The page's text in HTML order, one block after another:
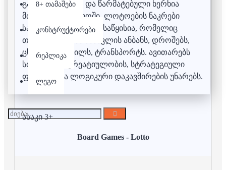
8+ თამაშები
კონსტრუქტორები
რეპლიკა
ლეგო
გავრცელებული და წარმატებული ხერხია
მთელს მსოფლიოში. ლოტოების ნაკრები
სამაგიდო თამაშების საწყისია, რომელიც
თქვენს პატარას ასწავლის ანბანს, დროშებს,
ცხოველებს, ხილს, ტრანსპორტს. ავითარებს
სისწრაფის, კრეატიულობის, სტრატეგიული
ფიქრისა და ლოგიკური დაკავშირების უნარებს.
ასაკი 3+
Board Games - Lotto